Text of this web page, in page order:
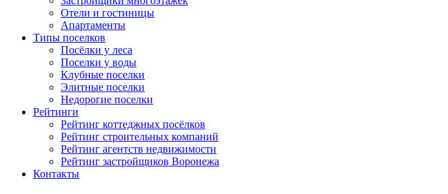
Отели и гостиницы
Апартаменты
Типы поселков
Посёлки у леса
Поселки у воды
Клубные поселки
Элитные поселки
Недорогие поселки
Рейтинги
Рейтинг коттеджных посёлков
Рейтинг строительных компаний
Рейтинг агентств недвижимости
Рейтинг застройщиков Воронежа
Контакты